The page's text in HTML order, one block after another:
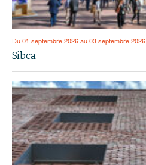
Du 01 septembre 2026 au 03 septembre 2026
Sibca